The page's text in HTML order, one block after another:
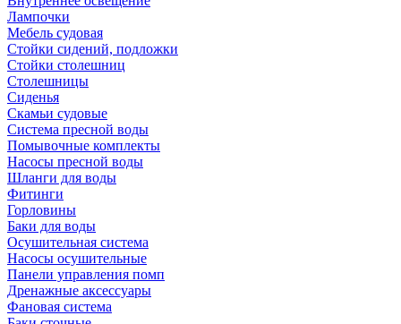
Лампочки
Мебель судовая
Стойки сидений, подложки
Стойки столешниц
Столешницы
Сиденья
Скамьи судовые
Система пресной воды
Помывочные комплекты
Насосы пресной воды
Шланги для воды
Фитинги
Горловины
Баки для воды
Осушительная система
Насосы осушительные
Панели управления помп
Дренажные аксессуары
Фановая система